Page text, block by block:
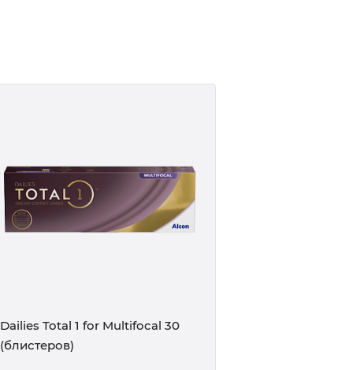
Dailies Total 1 for Multifocal 30
(блистеров)